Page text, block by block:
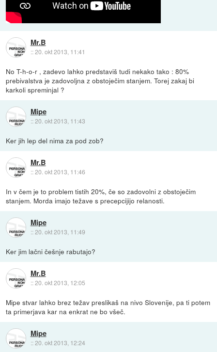
Mr.B
::20. okt 2013, 11:41
No T-h-o-r , zadevo lahko predstaviš tudi nekako tako : 80%
prebivalstva je zadovoljna z obstoječim stanjem. Torej zakaj bi
karkoli spreminjal ?
Mipe
::20. okt 2013, 11:43
Ker jih lep del nima za pod zob?
Mr.B
::20. okt 2013, 11:46
In v čem je to problem tistih 20%, če so zadovolni z obstoječim
stanjem. Morda imajo težave s precepcijijo relanosti.
Mipe
::20. okt 2013, 11:49
Ker jim lačni češnje rabutajo?
Mr.B
::20. okt 2013, 12:05
Mipe stvar lahko brez težav preslikaš na nivo Slovenije, pa ti potem
ta primerjava kar na enkrat ne bo všeč.
Mipe
::20. okt 2013, 12:24